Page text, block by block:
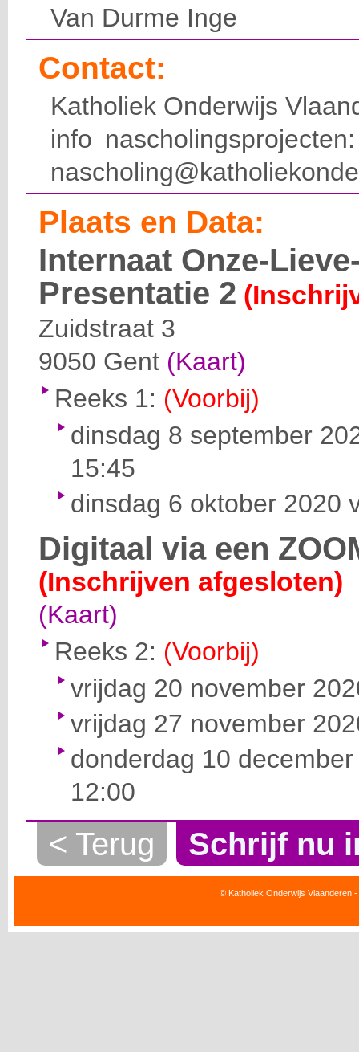
Van Durme Inge
Contact:
Katholiek Onderwijs
info
Plaats en Data:
Internaat Onze-
Presentatie 2
Zuidstraat 3
9050 Gent (Kaart)
Reeks 1: (Voorbij)
dinsdag 8 september
15:45
dinsdag 6 oktober 2020
Digitaal via een
(Inschrijven afgesloten)
(Kaart)
Reeks 2: (Voorbij)
vrijdag 20 november
vrijdag 27 november
donderdag 10
12:00
< Terug Schrijf nu
© Katholiek Onderwijs Vlaanderen